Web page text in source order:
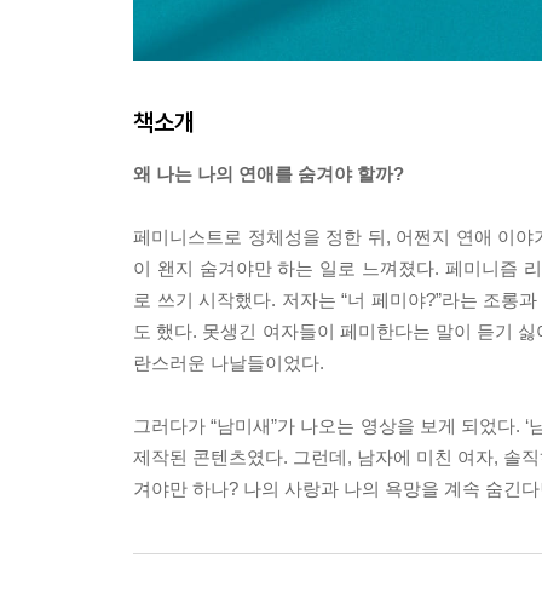
책소개
왜 나는 나의 연애를 숨겨야 할까?
페미니스트로 정체성을 정한 뒤, 어쩐지 연애 이
이 왠지 숨겨야만 하는 일로 느껴졌다. 페미니즘
로 쓰기 시작했다. 저자는 “너 페미야?”라는 조롱
도 했다. 못생긴 여자들이 페미한다는 말이 듣기
란스러운 나날들이었다.
그러다가 “남미새”가 나오는 영상을 보게 되었다.
제작된 콘텐츠였다. 그런데, 남자에 미친 여자, 솔
겨야만 하나? 나의 사랑과 나의 욕망을 계속 숨긴